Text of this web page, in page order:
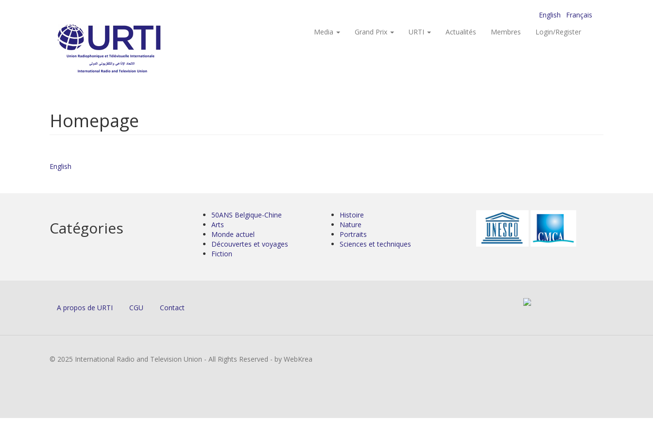
English
Français
Media
Grand Prix URTI Actualités Membres Login/Register
Homepage
English
Catégories
50ANS Belgique-Chine
Arts
Monde actuel
Découvertes et voyages
Fiction
Histoire
Nature
Portraits
Sciences et techniques
A propos de URTI CGU Contact
© 2025 International Radio and Television Union - All Rights Reserved - by WebKrea